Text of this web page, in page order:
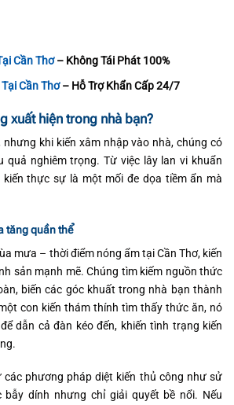
Cần Thơ– Không Tái Phát 100%
Cần Thơ– Hỗ Trợ Khẩn Cấp 24/7
xuất hiện trong nhà bạn?
nhưng khi kiến xâm nhập vào nhà, chúng có
quả nghiêm trọng. Từ việc lây lan vi khuẩn
kiến thực sự là một mối đe dọa tiềm ẩn mà
tăng quần thể
mưa – thời điểm nóng ẩm tại Cần Thơ, kiến
sản mạnh mẽ. Chúng tìm kiếm nguồn thức
biến các góc khuất trong nhà bạn thành
con kiến thám thính tìm thấy thức ăn, nó
dẫn cả đàn kéo đến, khiến tình trạng kiến
các phương pháp diệt kiến thủ công như sử
bẫy dính nhưng chỉ giải quyết bề nổi. Nếu